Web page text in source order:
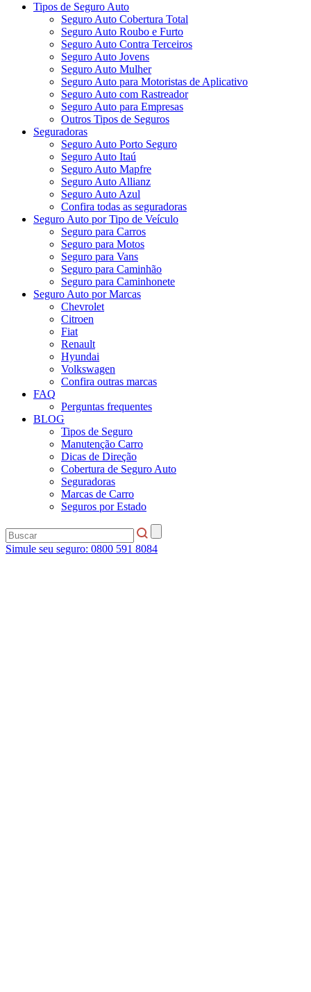
Tipos de Seguro Auto
Seguro Auto Cobertura Total
Seguro Auto Roubo e Furto
Seguro Auto Contra Terceiros
Seguro Auto Jovens
Seguro Auto Mulher
Seguro Auto para Motoristas de Aplicativo
Seguro Auto com Rastreador
Seguro Auto para Empresas
Outros Tipos de Seguros
Seguradoras
Seguro Auto Porto Seguro
Seguro Auto Itaú
Seguro Auto Mapfre
Seguro Auto Allianz
Seguro Auto Azul
Confira todas as seguradoras
Seguro Auto por Tipo de Veículo
Seguro para Carros
Seguro para Motos
Seguro para Vans
Seguro para Caminhão
Seguro para Caminhonete
Seguro Auto por Marcas
Chevrolet
Citroen
Fiat
Renault
Hyundai
Volkswagen
Confira outras marcas
FAQ
Perguntas frequentes
BLOG
Tipos de Seguro
Manutenção Carro
Dicas de Direção
Cobertura de Seguro Auto
Seguradoras
Marcas de Carro
Seguros por Estado
Simule seu seguro: 0800 591 8084